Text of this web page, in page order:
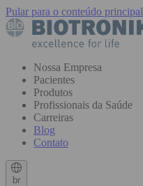
Pular para o conteúdo principal
Nossa Empresa
Pacientes
Produtos
Profissionais da Saúde
Carreiras
Blog
Contato
br